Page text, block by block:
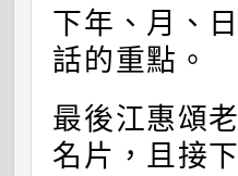
下年、月、
話的重點。
最後江惠頌
名片，且接